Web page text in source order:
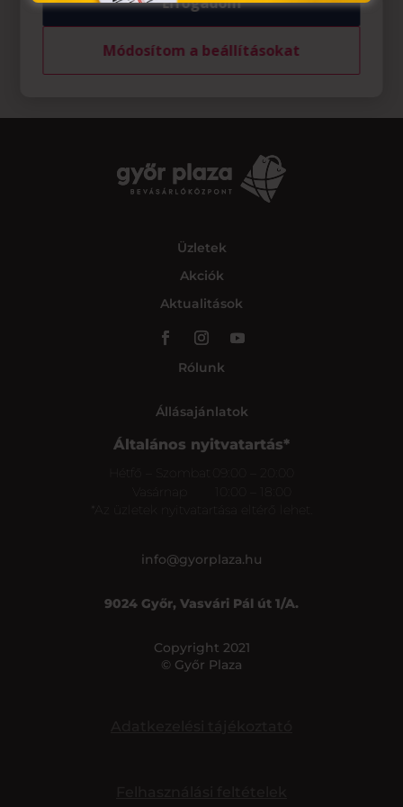
Üzletek
Akciók
Aktualitások
Rólunk
Állásajánlatok
Általános nyitvatartás*
*Az üzletek nyitvatartása eltérő lehet.
info@gyorplaza.hu
9024 Győr, Vasvári Pál út 1/A.
Copyright 2021
© Győr Plaza
Módosítom a beállításokat